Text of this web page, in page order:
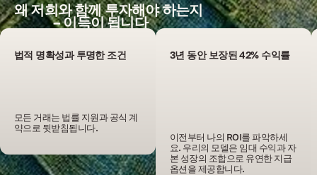
왜 저희와 함께 투자해야 하는지
– 이득이 됩니다
법적 명확성과 투명한 조건
모든 거래는 법률 지원과 공식 계
약으로 뒷받침됩니다.
3년 동안 보장된 42% 수익률
이전부터 나의 ROI를 파악하세
요. 우리의 모델은 임대 수익과 자
본 성장의 조합으로 유연한 지급
옵션을 제공합니다.